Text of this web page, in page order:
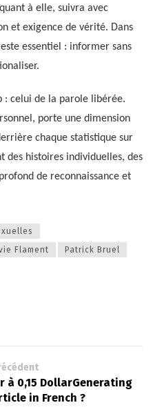
à elle, suivra avec
et exigence de vérité. Dans
essentiel : informer sans
: celui de la parole libérée.
porte une dimension
chaque statistique sur
des histoires individuelles, des
de reconnaissance et
Flament
Patrick Bruel
à 0,15 DollarGenerating
in French ?